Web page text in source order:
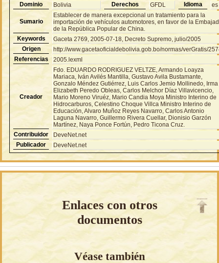
Dominio
Bolivia Derechos GFDL Idioma es
Sumario
Establecer de manera excepcional un tratamiento para la
importación de vehículos automotores, en favor de la
de la República Popular de China.
Keywords
Gaceta 2769, 2005-07-18, Decreto Supremo, julio/2005
Origen
http://www.gacetaoficialdebolivia.gob.bo/normas/verGratis/
Referencias
2005.lexml
Creador
Fdo. EDUARDO RODRIGUEZ VELTZE, Armando Loayza
Mariaca, Iván Avilés Mantilla, Gustavo Avila Bustamante,
Gonzalo Méndez Gutiérrez, Luis Carlos Jemio Mollinedo, Irma
Elizabeth Peredo Obleas, Carlos Melchor Díaz Villavicencio,
Mario Moreno Viruéz, Mario Candia Moya Ministro Interino de
Hidrocarburos, Celestino Choque Villca Ministro Interino de
Educación, Alvaro Muñoz Reyes Navarro, Carlos Antonio
Laguna Navarro, Guillermo Rivera Cuellar, Dionisio Garzón
Martínez, Naya Ponce Fortún, Pedro Ticona Cruz.
Contribuidor
DeveNet.net
Publicador
DeveNet.net
Enlaces con otros
documentos
Véase también